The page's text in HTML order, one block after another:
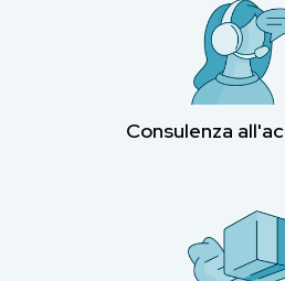
Consulenza